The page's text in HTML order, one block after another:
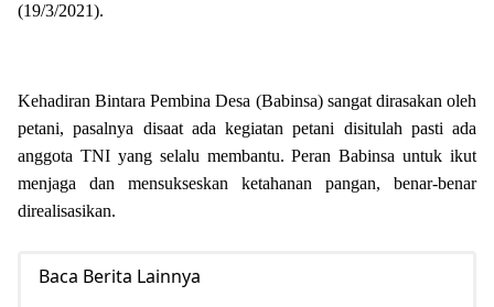
(19/3/2021).
Kehadiran Bintara Pembina Desa (Babinsa) sangat dirasakan oleh
petani, pasalnya disaat ada kegiatan petani disitulah pasti ada
anggota TNI yang selalu membantu. Peran Babinsa untuk ikut
menjaga dan mensukseskan ketahanan pangan, benar-benar
direalisasikan.
Baca Berita Lainnya